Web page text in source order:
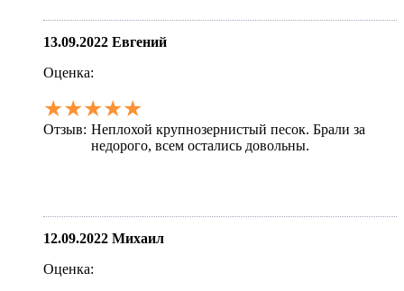
13.09.2022 Евгений
Оценка:
★★★★★
Отзыв: Неплохой крупнозернистый песок. Брали за
недорого, всем остались довольны.
12.09.2022 Михаил
Оценка: